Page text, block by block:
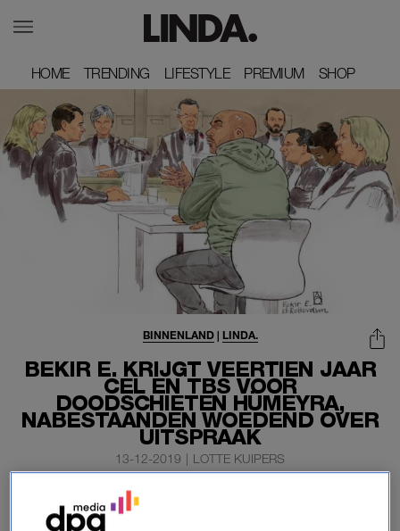
HOME
HOME TRENDING
TRENDING LIFESTYLE
LIFESTYLE PREMIUM
PREMIUM SHOP
SHOP
BEKIR E. KRIJGT VEERTIEN JAAR
CEL EN TBS VOOR
DOODSCHIETEN HÜMEYRA,
NABESTAANDEN WOEDEND OVER
UITSPRAAK
BINNENLAND| LINDA.
13-12-2019 | LOTTE KUIPERS
De rechtbank in Rotterdam heeft Bekir E. veroordeeld
tot veertien jaar cel en tbs met dwangverpleging voor